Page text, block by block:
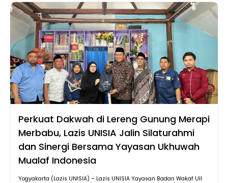
Perkuat Dakwah di Lereng Gunung Merapi
Merbabu, Lazis UNISIA Jalin Silaturahmi
dan Sinergi Bersama Yayasan Ukhuwah
Mualaf Indonesia
Yogyakarta (Lazis UNISIA) – Lazis UNISIA Yayasan Badan Wakaf UII